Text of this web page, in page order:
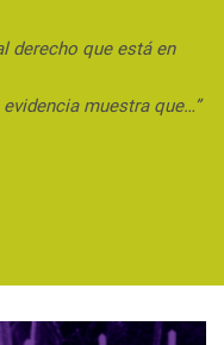
derecho que está en
muestra que…”